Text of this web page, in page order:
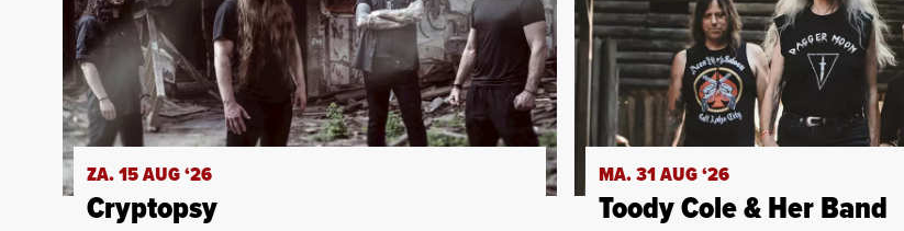
ZA. 15 AUG ‘26
Cryptopsy
MA. 31 AUG ‘26
Toody Cole & Her Band